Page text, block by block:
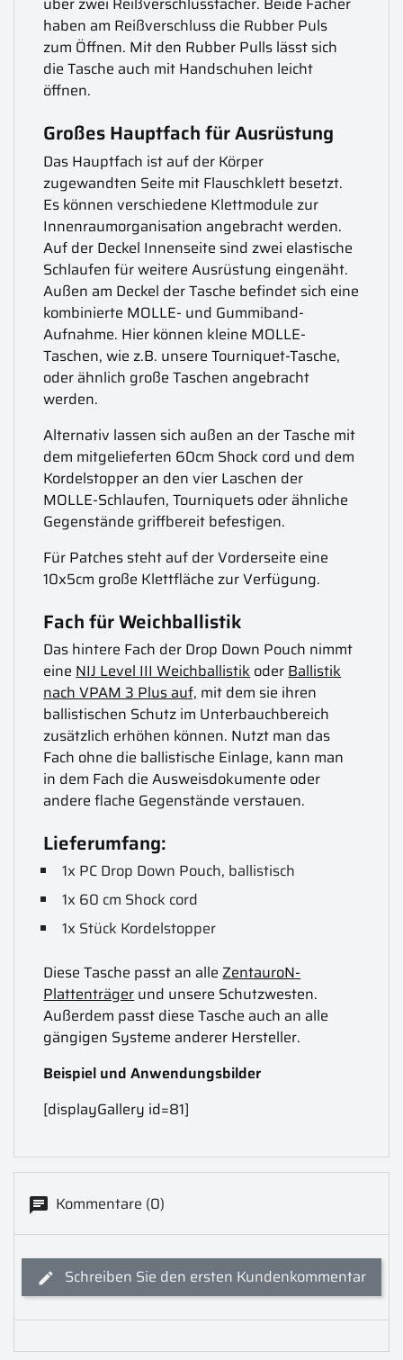
haben am Reißverschluss die Rubber Puls
zum Öffnen. Mit den Rubber Pulls lässt sich
die Tasche auch mit Handschuhen leicht
öffnen.
Großes Hauptfach für Ausrüstung
Das Hauptfach ist auf der Körper
zugewandten Seite mit Flauschklett besetzt.
Es können verschiedene Klettmodule zur
Innenraumorganisation angebracht werden.
Auf der Deckel Innenseite sind zwei elastische
Schlaufen für weitere Ausrüstung eingenäht.
Außen am Deckel der Tasche befindet sich eine
kombinierte MOLLE- und Gummiband-
Aufnahme. Hier können kleine MOLLE-
Taschen, wie z.B. unsere Tourniquet-Tasche,
oder ähnlich große Taschen angebracht
werden.
Alternativ lassen sich außen an der Tasche mit
dem mitgelieferten 60cm Shock cord und dem
Kordelstopper an den vier Laschen der
MOLLE-Schlaufen, Tourniquets oder ähnliche
Gegenstände griffbereit befestigen.
Für Patches steht auf der Vorderseite eine
10x5cm große Klettfläche zur Verfügung.
Fach für Weichballistik
Das hintere Fach der Drop Down Pouch nimmt
eineNIJ Level III WeichballistikoderBallistik
nach VPAM 3 Plus auf,mit dem sie ihren
ballistischen Schutz im Unterbauchbereich
zusätzlich erhöhen können. Nutzt man das
Fach ohne die ballistische Einlage, kann man
in dem Fach die Ausweisdokumente oder
andere flache Gegenstände verstauen.
Lieferumfang:
1x PC Drop Down Pouch, ballistisch
1x 60 cm Shock cord
1x Stück Kordelstopper
Diese Tasche passt an alleZentauroN-
Plattenträger und unsere Schutzwesten.
Außerdem passt diese Tasche auch an alle
gängigen Systeme anderer Hersteller.
Beispiel und Anwendungsbilder
[displayGallery id=81]
Kommentare (0)
Schreiben Sie den ersten Kundenkommentar